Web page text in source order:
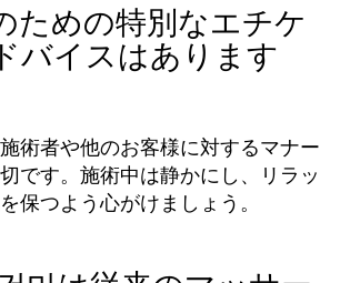
ための特別なエチケ
バイスはあります
術者や他のお客様に対するマナー
です。施術中は静かにし、リラッ
保つよう心がけましょう。